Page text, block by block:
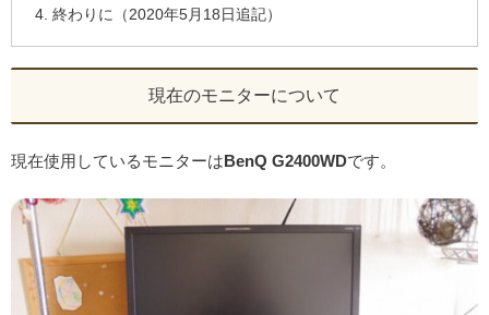
終わりに（2020年5月18日追記）
現在のモニターについて
現在使用しているモニターはBenQ G2400WDです。